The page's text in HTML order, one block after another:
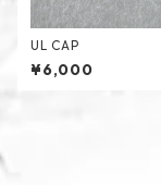
UL CAP
¥6,000